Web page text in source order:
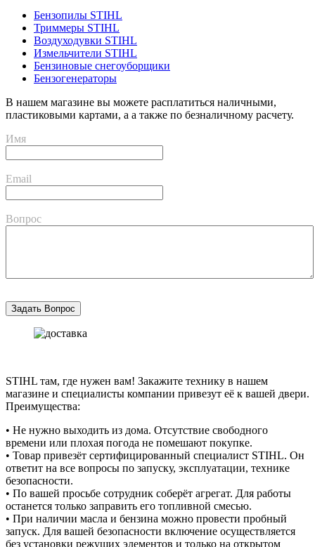
Бензопилы STIHL
Триммеры STIHL
Воздуходувки STIHL
Измельчители STIHL
Бензиновые снегоуборщики
Бензогенераторы
В нашем магазине вы можете расплатиться наличными,
пластиковыми картами, а а также по безналичному расчету.
Имя
Email
Вопрос
STIHL там, где нужен вам! Закажите технику в нашем
магазине и специалисты компании привезут её к вашей двери.
Преимущества:
• Не нужно выходить из дома. Отсутствие свободного
времени или плохая погода не помешают покупке.
• Товар привезёт сертифицированный специалист STIHL. Он
ответит на все вопросы по запуску, эксплуатации, технике
безопасности.
• По вашей просьбе сотрудник соберёт агрегат. Для работы
останется только заправить его топливной смесью.
• При наличии масла и бензина можно провести пробный
запуск. Для вашей безопасности включение осуществляется
без установки режущих элементов и только на открытом